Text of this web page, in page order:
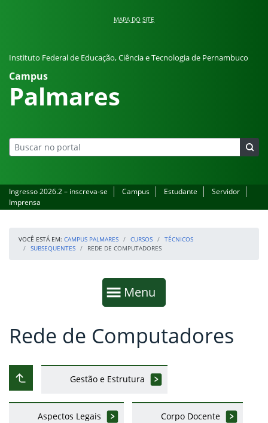
MAPA DO SITE
Instituto Federal de Educação, Ciência e Tecnologia de Pernambuco
Campus
Palmares
Ingresso 2026.2 – inscreva-se Campus Estudante
Servidor
Imprensa
VOCÊ ESTÁ EM: CAMPUS PALMARES CURSOS
TÉCNICOS
SUBSEQUENTES
REDE DE COMPUTADORES
Mostrar
Menu
Fim da navegação
Início do conteúdo
Rede de Computadores
Subir ao nível anterior
Gestão e Estrutura
Aspectos Legais Corpo Docente